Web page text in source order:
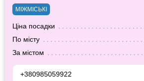
МІЖМІСЬКІ
Ціна посадки
По місту
За містом
+380985059922